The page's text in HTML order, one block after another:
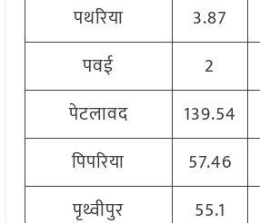
पथरिया 3.87
पवई
2
पेटलावद
139.54
पिपरिया
57.46
पृथ्वीपुर
55.1